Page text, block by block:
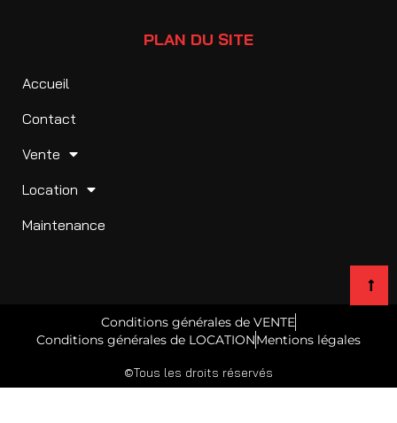
PLAN DU SITE
Accueil
Contact
Vente
Location
Maintenance
Conditions générales de VENTE
Conditions générales de LOCATIONMentions légales
©Tous les droits réservés